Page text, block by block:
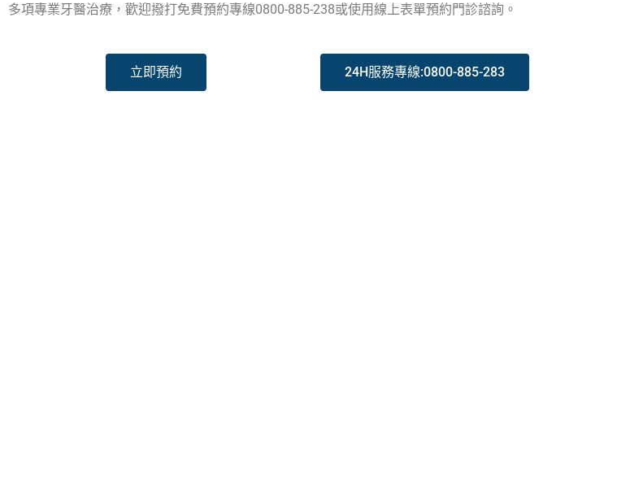
多項專業牙醫治療，歡迎撥打免費預約專線0800-885-238或使用線上表單預約門診諮詢。
立即預約 24H服務專線:0800-885-283